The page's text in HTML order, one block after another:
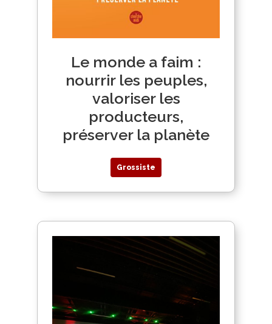
Le monde a faim :
nourrir les peuples,
valoriser les
producteurs,
préserver la planète
Grossiste